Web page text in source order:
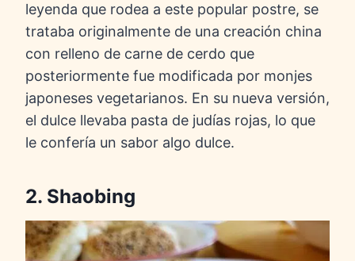
leyenda que rodea a este popular postre, se
trataba originalmente de una creación china
con relleno de carne de cerdo que
posteriormente fue modificada por monjes
japoneses vegetarianos. En su nueva versión,
el dulce llevaba pasta de judías rojas, lo que
le confería un sabor algo dulce.
2. Shaobing